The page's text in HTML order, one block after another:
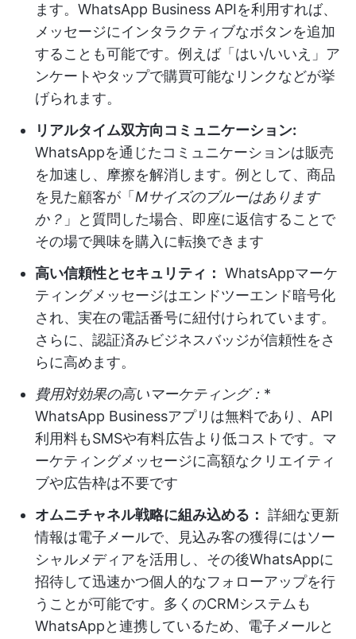
ます。WhatsApp Business APIを利用すれば、
メッセージにインタラクティブなボタンを追加
することも可能です。例えば「はい/いいえ」ア
ンケートやタップで購買可能なリンクなどが挙
げられます。
リアルタイム双方向コミュニケーション:
WhatsAppを通じたコミュニケーションは販売
を加速し、摩擦を解消します。例として、商品
を見た顧客が「 Mサイズのブルーはあります
か？ 」と質問した場合、即座に返信することで
その場で興味を購入に転換できます
高い信頼性とセキュリティ： WhatsAppマーケ
ティングメッセージはエンドツーエンド暗号化
され、実在の電話番号に紐付けられています。
さらに、認証済みビジネスバッジが信頼性をさ
らに高めます。
費用対効果の高いマーケティング： *
WhatsApp Businessアプリは無料であり、API
利用料もSMSや有料広告より低コストです。マ
ーケティングメッセージに高額なクリエイティ
ブや広告枠は不要です
オムニチャネル戦略に組み込める： 詳細な更新
情報は電子メールで、見込み客の獲得にはソー
シャルメディアを活用し、その後WhatsAppに
招待して迅速かつ個人的なフォローアップを行
うことが可能です。多くのCRMシステムも
WhatsAppと連携しているため、電子メールと